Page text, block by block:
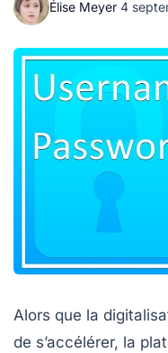
Élise Meyer·4
Alors que la
de s’accélérer, la